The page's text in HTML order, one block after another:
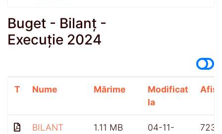
Buget - Bilanț -
Execuție 2024
T Nume Mărime
Modificat
la
BILANT
1.11 MB
04-11-
723